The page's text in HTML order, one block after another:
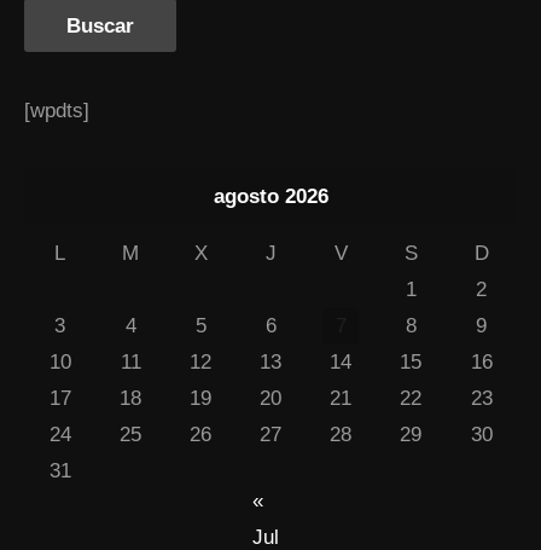
[wpdts]
agosto 2026
L M X J V S
D
1
2
3
4 5 6 8
9
10
11 12 13 14 15
16
17
18 19 20 21 22
23
24
25 26 27 28 29
30
31
«
Jul